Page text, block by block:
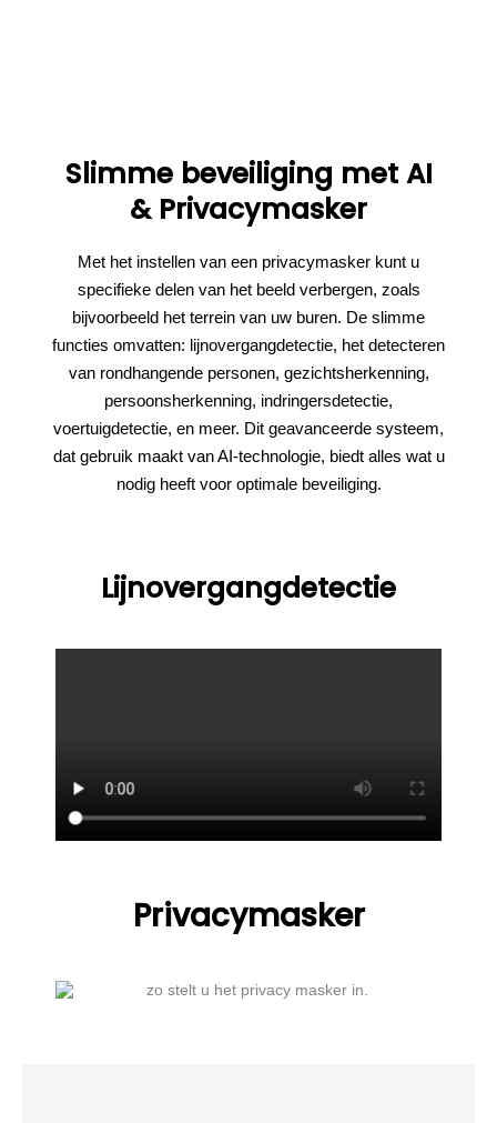
Slimme beveiliging met AI
& Privacymasker
Met het instellen van een privacymasker kunt u
specifieke delen van het beeld verbergen, zoals
bijvoorbeeld het terrein van uw buren. De slimme
functies omvatten: lijnovergangdetectie, het detecteren
van rondhangende personen, gezichtsherkenning,
persoonsherkenning, indringersdetectie,
voertuigdetectie, en meer. Dit geavanceerde systeem,
dat gebruik maakt van AI-technologie, biedt alles wat u
nodig heeft voor optimale beveiliging.
Lijnovergangdetectie
Privacymasker